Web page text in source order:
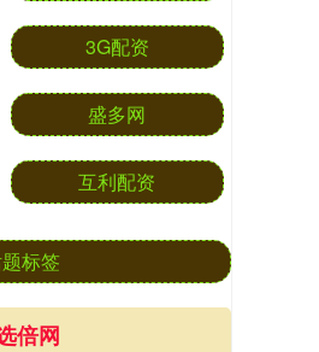
3G配资
盛多网
互利配资
标签
倍网